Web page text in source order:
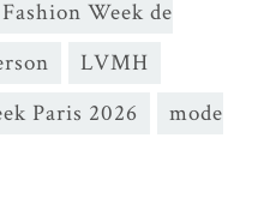
Fashion Week de
LVMH
Paris 2026
mode